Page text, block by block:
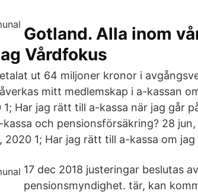
Gotland. Alla inom
Vårdfokus
ut 64 miljoner kronor i
mitt medlemskap i a-kassan
1; Har jag rätt till a-kassa när jag går
och pensionsförsäkring? 28
1; Har jag rätt till a-kassa om
17 dec 2018 justeringar beslutas
pensionsmyndighet. tär, kan